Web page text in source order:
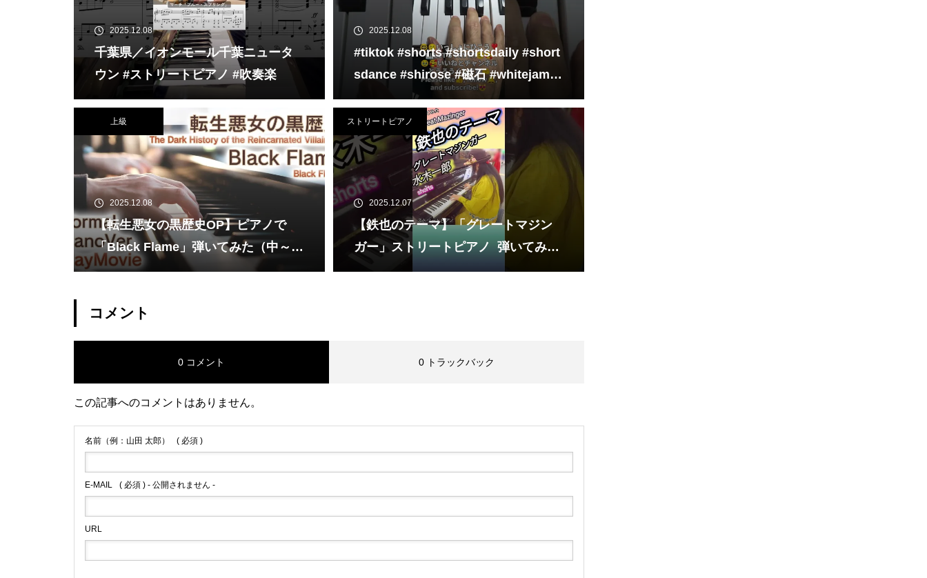
2025.12.08
千葉県／イオンモール千葉ニュータ
ウン #ストリートピアノ #吹奏楽
2025.12.08
#tiktok #shorts #shortsdaily #short
sdance #shirose #磁石 #whitejam #
ピアノ初心者 #ピアノレッスン #pian
o #ピアノ
上級
2025.12.08
【転生悪女の黒歴史OP】ピアノで
「Black Flame」弾いてみた（中～上
級）【The Dark History of the Rein
ストリートピアノ
2025.12.07
【鉄也のテーマ】「グレートマジン
ガー」ストリートピアノ 弾いてみた
#shorts
コメント
0 コメント 0 トラックバック
この記事へのコメントはありません。
名前（例：山田 太郎） ( 必須 )
E-MAIL ( 必須 ) - 公開されません -
URL